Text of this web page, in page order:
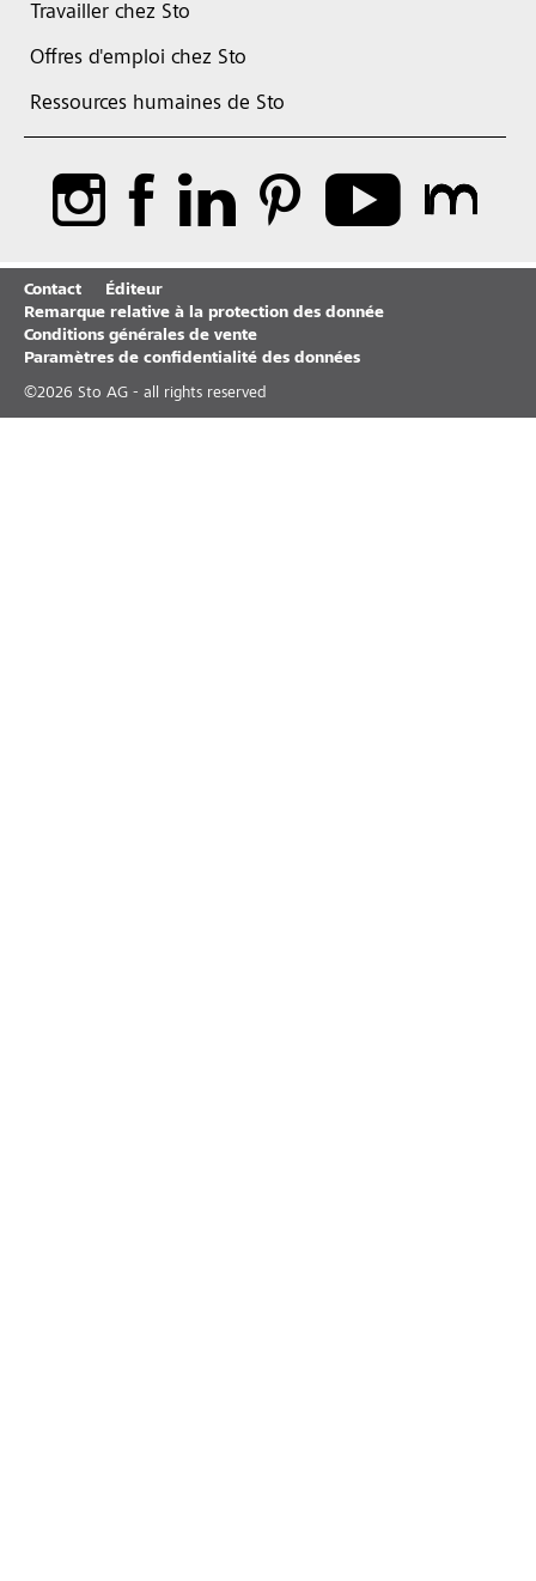
Travailler chez Sto
Offres d'emploi chez Sto
Ressources humaines de Sto
Contact
Éditeur
Remarque relative à la protection des donnée
Conditions générales de vente
Paramètres de confidentialité des données
©2026 Sto AG - all rights reserved